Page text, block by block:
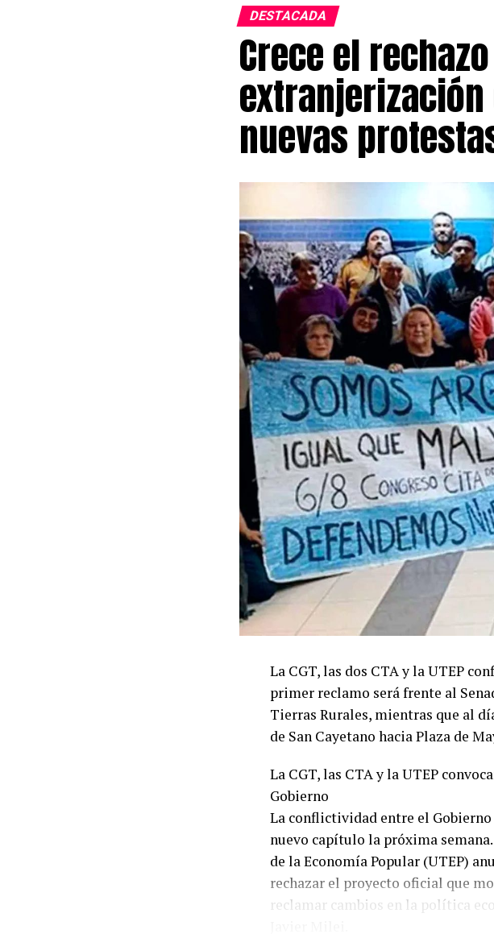
DESTACADA
Crece el
nuevas
La CGT, las dos CTA y la UTEP
primer reclamo será frente al
Tierras Rurales, mientras que al
de San Cayetano hacia Plaza de
La CGT, las CTA y la UTEP
Gobierno
La conflictividad entre el
nuevo capítulo la próxima
de la Economía Popular (UTEP)
rechazar el proyecto oficial que
reclamar cambios en la política